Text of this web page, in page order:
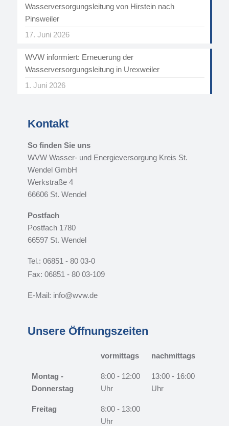
Wasserversorgungsleitung von Hirstein nach
Pinsweiler
17. Juni 2026
WVW informiert: Erneuerung der
Wasserversorgungsleitung in Urexweiler
1. Juni 2026
Kontakt
So finden Sie uns
WVW Wasser- und Energieversorgung Kreis St.
Wendel GmbH
Werkstraße 4
66606 St. Wendel
Postfach
Postfach 1780
66597 St. Wendel
Tel.: 06851 - 80 03-0
Fax: 06851 - 80 03-109
E-Mail: info@wvw.de
Unsere Öffnungszeiten
vormittags nachmittags
Montag -
Donnerstag
8:00 - 12:00
Uhr
13:00 - 16:00
Uhr
Freitag
8:00 - 13:00
Uhr